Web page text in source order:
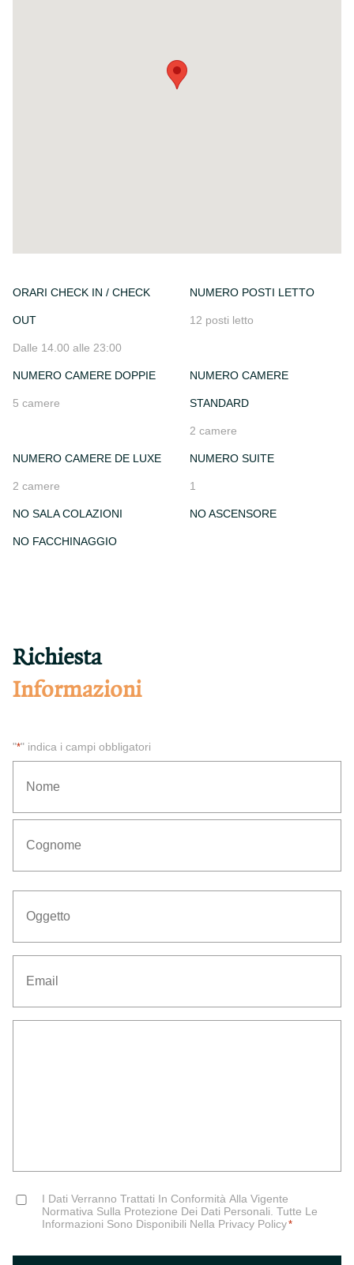
ORARI CHECK IN / CHECK
OUT
Dalle 14.00 alle 23:00
NUMERO POSTI LETTO
12 posti letto
NUMERO CAMERE DOPPIE
5 camere
NUMERO CAMERE
STANDARD
2 camere
NUMERO CAMERE DE LUXE
2 camere
NUMERO SUITE
1
NO SALA COLAZIONI NO ASCENSORE
NO FACCHINAGGIO
Richiesta
Informazioni
"*" indica i campi obbligatori
Nome
*
I Dati Verranno Trattati In Conformità Alla Vigente
Normativa Sulla Protezione Dei Dati Personali. Tutte Le
Informazioni Sono Disponibili Nella Privacy Policy*